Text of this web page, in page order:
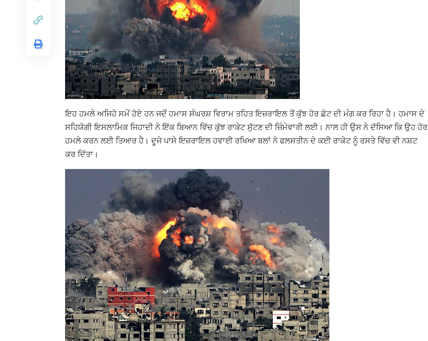
ਇਹ ਹਮਲੇ ਅਜਿਹੇ ਸਮੇਂ ਹੋਏ ਹਨ ਜਦੋਂ ਹਮਾਸ ਸੰਘਰਸ਼ ਵਿਰਾਮ ਤਹਿਤ ਇਜ਼ਰਾਇਲ ਤੋਂ ਕੁੱਝ ਹੋਰ ਛੋਟ ਦੀ ਮੰਗ ਕਰ ਰਿਹਾ ਹੈ। ਹਮਾਸ ਦੇ
ਸਹਿਯੋਗੀ ਇਸਲਾਮਿਕ ਜਿਹਾਦੀ ਨੇ ਇੱਕ ਬਿਆਨ ਵਿੱਚ ਕੁੱਝ ਰਾਕੇਟ ਸੁੱਟਣ ਦੀ ਜ਼ਿੰਮੇਵਾਰੀ ਲਈ। ਨਾਲ ਹੀ ਉਸ ਨੇ ਦੱਸਿਆ ਕਿ ਉਹ ਹੋਰ
ਹਮਲੇ ਕਰਨ ਲਈ ਤਿਆਰ ਹੈ। ਦੂਜੇ ਪਾਸੇ ਇਜ਼ਰਾਇਲ ਹਵਾਈ ਰਖਿਆ ਬਲਾਂ ਨੇ ਫਲਸਤੀਨ ਦੇ ਕਈ ਰਾਕੇਟ ਨੂੰ ਰਸਤੇ ਵਿੱਚ ਵੀ ਨਸ਼ਟ
ਕਰ ਦਿੱਤਾ।